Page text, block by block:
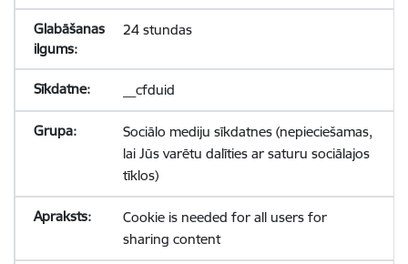
24 stundas
__cfduid
Sociālo mediju sīkdatnes (nepieciešamas,
lai Jūs varētu dalīties ar saturu sociālajos
tīklos)
Cookie is needed for all users for
sharing content